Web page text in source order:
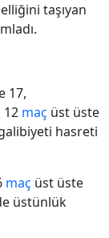
taşıyan
17,
12 maç üst üste
hasreti
maç üst üste
üstünlük